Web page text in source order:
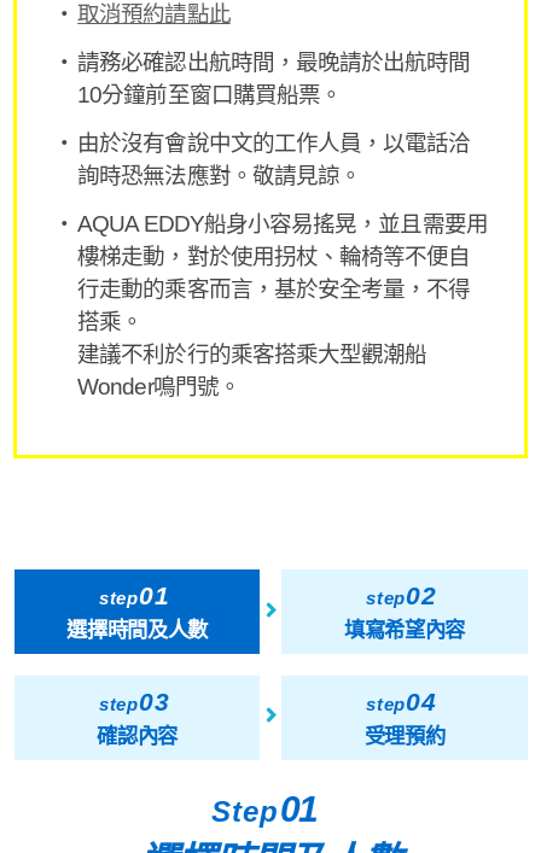
取消預約請點此
請務必確認出航時間，最晚請於出航時間
10分鐘前至窗口購買船票。
由於沒有會說中文的工作人員，以電話洽
詢時恐無法應對。敬請見諒。
AQUA EDDY船身小容易搖晃，並且需要用
樓梯走動，對於使用拐杖、輪椅等不便自
行走動的乘客而言，基於安全考量，不得
搭乘。
建議不利於行的乘客搭乘大型觀潮船
Wonder鳴門號。
step01
選擇時間及人數
step02
填寫希望內容
step03
確認內容
step04
受理預約
Step01